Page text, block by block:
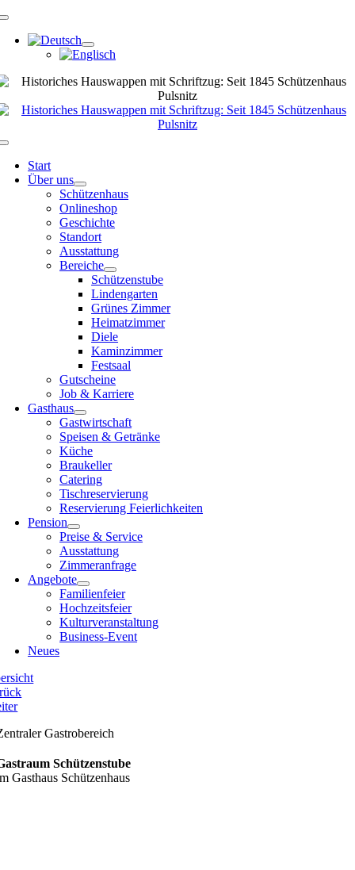
Zum
springen
Navigation
umschalten
Navigation
umschalten
Start
Über uns
Schützenhaus
Onlineshop
Geschichte
Standort
Ausstattung
Bereiche
Schützenstube
Lindengarten
Grünes Zimmer
Heimatzimmer
Diele
Kaminzimmer
Festsaal
Gutscheine
Job & Karriere
Gasthaus
Gastwirtschaft
Speisen & Getränke
Küche
Braukeller
Catering
Tischreservierung
Reservierung Feierlichkeiten
Pension
Preise & Service
Ausstattung
Zimmeranfrage
Angebote
Familienfeier
Hochzeitsfeier
Kulturveranstaltung
Business-Event
Neues
Gastrobereich
Schützenstube
Gasthaus Schützenhaus